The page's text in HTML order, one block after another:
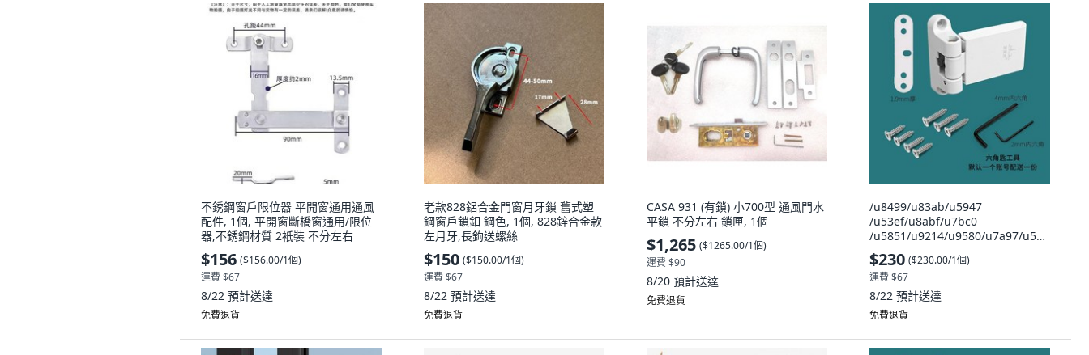
不銹鋼窗戶限位器 平開窗通用通風
配件, 1個, 平開窗斷橋窗通用/限位
器,不銹鋼材質 2衹裝 不分左右
$156 ($156.00/1個)
運費 $67
8/22 預計送達
免費退貨
老款828鋁合金門窗月牙鎖 舊式塑
鋼窗戶鎖釦 鋼色, 1個, 828鋅合金款
左月牙,長鉤送螺絲
$150 ($150.00/1個)
運費 $67
8/22 預計送達
免費退貨
CASA 931 (有鎖) 小700型 通風門水
平鎖 不分左右 鎖匣, 1個
$1,265 ($1265.00/1個)
運費 $90
8/20 預計送達
免費退貨
/u8499/u83ab/u5947
/u53ef/u8abf/u7bc0
/u5851/u9214/u9580/u7a97/u540
8/u9801, 1個, 塑鋼小板合頁 1個價
$230 ($230.00/1個)
運費 $67
8/22 預計送達
免費退貨